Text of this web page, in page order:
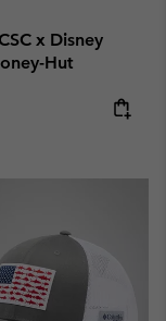
x Disney
Hut